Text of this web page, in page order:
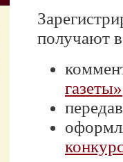
получают
газеты»